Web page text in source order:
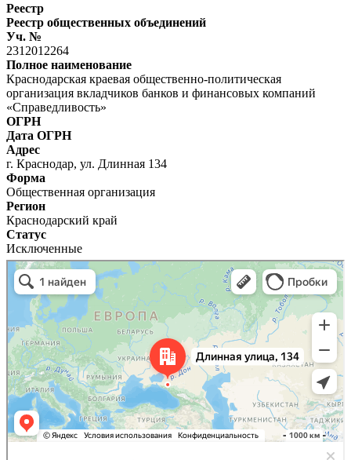
Реестр
Реестр общественных объединений
Уч. №
2312012264
Полное наименование
Краснодарская краевая общественно-политическая
организация вкладчиков банков и финансовых компаний
«Справедливость»
ОГРН
Дата ОГРН
Адрес
г. Краснодар, ул. Длинная 134
Форма
Общественная организация
Регион
Краснодарский край
Статус
Исключенные